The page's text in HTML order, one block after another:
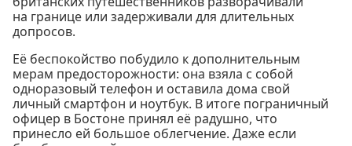
на границе или задерживали для длительных
допросов.
Её беспокойство побудило к дополнительным
мерам предосторожности: она взяла с собой
одноразовый телефон и оставила дома свой
личный смартфон и ноутбук. В итоге пограничный
офицер в Бостоне принял её радушно, что
принесло ей большое облегчение. Даже если